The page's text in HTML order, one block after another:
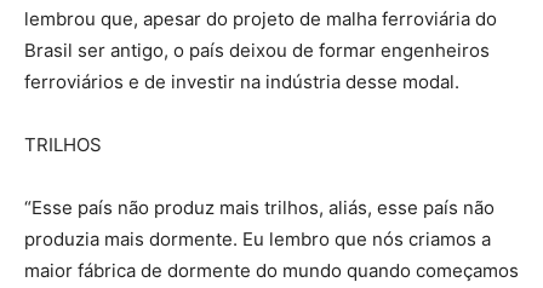
lembrou que, apesar do projeto de malha ferroviária do
Brasil ser antigo, o país deixou de formar engenheiros
ferroviários e de investir na indústria desse modal.
TRILHOS
“Esse país não produz mais trilhos, aliás, esse país não
produzia mais dormente. Eu lembro que nós criamos a
maior fábrica de dormente do mundo quando começamos